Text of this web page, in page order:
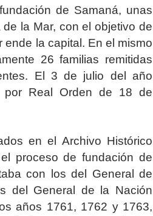
de Samaná, unas
la Mar, con el objetivo de
la capital. En el mismo
26 familias remitidas
El 3 de julio del año
por Real Orden de 18 de
en el Archivo Histórico
proceso de fundación de
con los del General de
del General de la Nación
años 1761, 1762 y 1763,